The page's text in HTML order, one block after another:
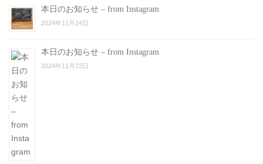
本日のお知らせ – from Instagram
2024年11月24日
本日のお知らせ – from Instagram
2024年11月23日